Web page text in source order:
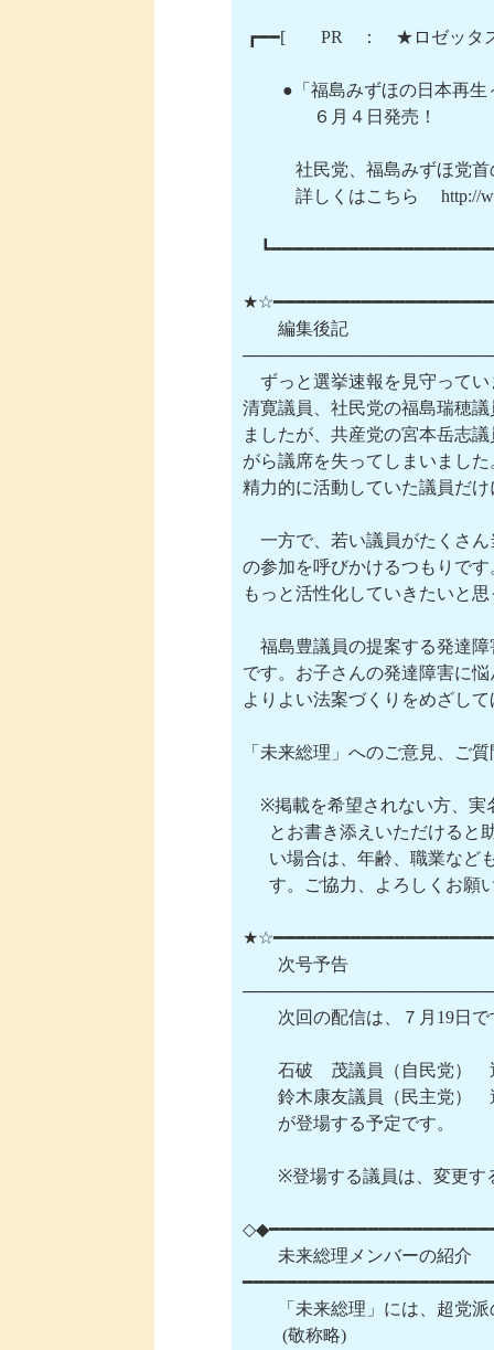
┏━━[　　PR　：　★ロゼッ
●「福島みずほの日本再生
６月４日発売！
社民党、福島みずほ党首の
詳しくはこちら　 http://
編集後記　　  　　　　　　
ずっと選挙速報を見守ってい
清寛議員、社民党の福島瑞穂
ましたが、共産党の宮本岳志
がら議席を失ってしまいまし
精力的に活動していた議員だ
一方で、若い議員がたくさん
の参加を呼びかけるつもりで
もっと活性化していきたいと
福島豊議員の提案する発達障
です。お子さんの発達障害に
よりよい法案づくりをめざし
「未来総理」へのご意見、ご
※掲載を希望されない方、実
とお書き添えいただけると
い場合は、年齢、職業など
す。ご協力、よろしくお願
次号予告
次回の配信は、７月19日で
石破　茂議員（自民党）　
鈴木康友議員（民主党）　
が登場する予定です。
※登場する議員は、変更す
未来総理メンバーの紹介
「未来総理」には、超党派
(敬称略)